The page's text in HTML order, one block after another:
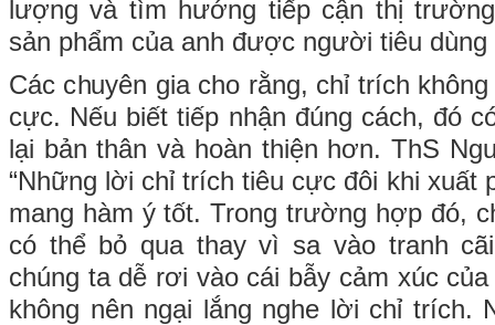
lượng và tìm hướng tiếp cận thị
sản phẩm của anh được người tiêu
Các chuyên gia cho rằng, chỉ trích
cực. Nếu biết tiếp nhận đúng cách, đó
lại bản thân và hoàn thiện hơn. ThS
“Những lời chỉ trích tiêu cực đôi khi xuất
mang hàm ý tốt. Trong trường hợp đó,
có thể bỏ qua thay vì sa vào tranh
chúng ta dễ rơi vào cái bẫy cảm xúc
không nên ngại lắng nghe lời chỉ trích.